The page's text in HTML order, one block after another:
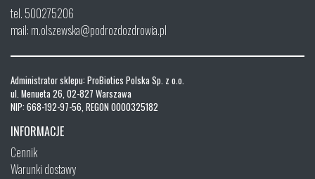
tel. 500275206
mail: m.olszewska@podrozdozdrowia.pl
Administrator sklepu: ProBiotics Polska Sp. z o.o.
ul. Menueta 26, 02-827 Warszawa
NIP: 668-192-97-56, REGON 0000325182
INFORMACJE
Cennik
Warunki dostawy